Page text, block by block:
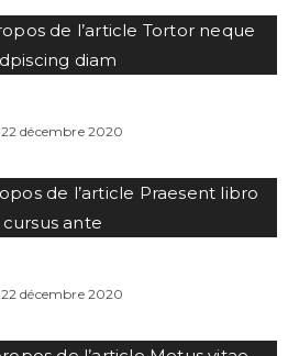
22 décembre 2020
22 décembre 2020